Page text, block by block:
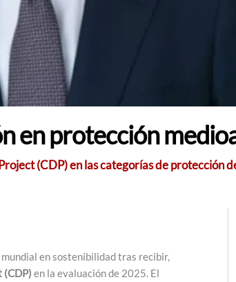
en protección
(CDP) en las categorías de protección
en sostenibilidad tras recibir,
(CDP) en la evaluación de 2025. El